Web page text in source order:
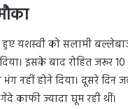
हुए यशस्वी को सलामी
इसके बाद रोहित जरूर
नहीं होने दिया। दूसरे दिन
काफी ज्यादा घूम रही थीं।